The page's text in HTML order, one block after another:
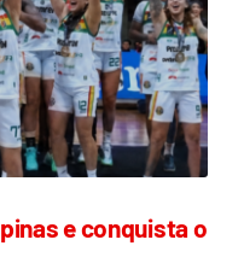
e conquista o